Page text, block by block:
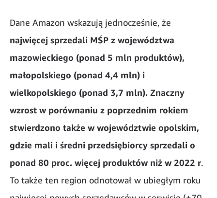
Dane Amazon wskazują jednocześnie, że
najwięcej sprzedali MŚP z województwa
mazowieckiego (ponad 5 mln produktów),
małopolskiego (ponad 4,4 mln) i
wielkopolskiego (ponad 3,7 mln). Znaczny
wzrost w porównaniu z poprzednim rokiem
stwierdzono także w województwie opolskim,
gdzie mali i średni przedsiębiorcy sprzedali o
ponad 80 proc. więcej produktów niż w 2022 r.
To także ten region odnotował w ubiegłym roku